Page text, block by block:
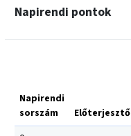
Napirendi pontok
Napirendi
sorszám
Előterjesztő